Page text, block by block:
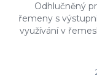
Odhlučněný
řemeny s
využívání v